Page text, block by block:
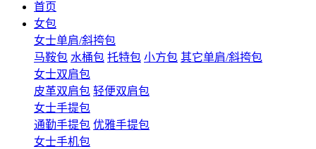
首页
女包
女士单肩/斜挎包
马鞍包 水桶包 托特包 小方包 其它单肩/斜挎包
女士双肩包
皮革双肩包 轻便双肩包
女士手提包
通勤手提包 优雅手提包
女士手机包